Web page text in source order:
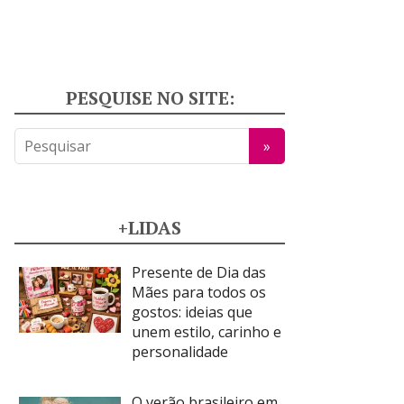
PESQUISE NO SITE:
+LIDAS
Presente de Dia das
Mães para todos os
gostos: ideias que
unem estilo, carinho e
personalidade